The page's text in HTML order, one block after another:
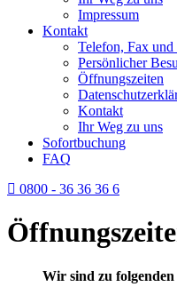
Impressum
Kontakt
Telefon, Fax
Persönlicher
Öffnungszeiten
Kontakt
Ihr Weg zu uns
Sofortbuchung
FAQ
0800 - 36 36 36 6
Wir sind zu